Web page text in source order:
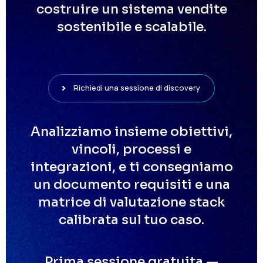
costruire un sistema vendite
sostenibile e scalabile.
Richiedi una sessione di discovery
Analizziamo insieme obiettivi,
vincoli, processi e
integrazioni, e ti consegniamo
un documento requisiti e una
matrice di valutazione stack
calibrata sul tuo caso.